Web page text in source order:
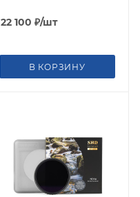
22 100 ₽/шт
В КОРЗИНУ